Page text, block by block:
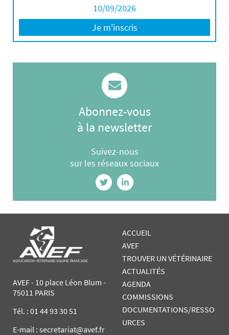
10/09/2026
Je m'inscris
Abonnez-vous
à la newsletter
Suivez-nous
sur les réseaux sociaux
AVEF - 10 place Léon Blum -
75011 PARIS
Tél. : 01 44 93 30 51
E-mail : secretariat@avef.fr
ACCUEIL
AVEF
TROUVER UN VÉTÉRINAIRE
ACTUALITÉS
AGENDA
COMMISSIONS
DOCUMENTATIONS/RESSO
URCES